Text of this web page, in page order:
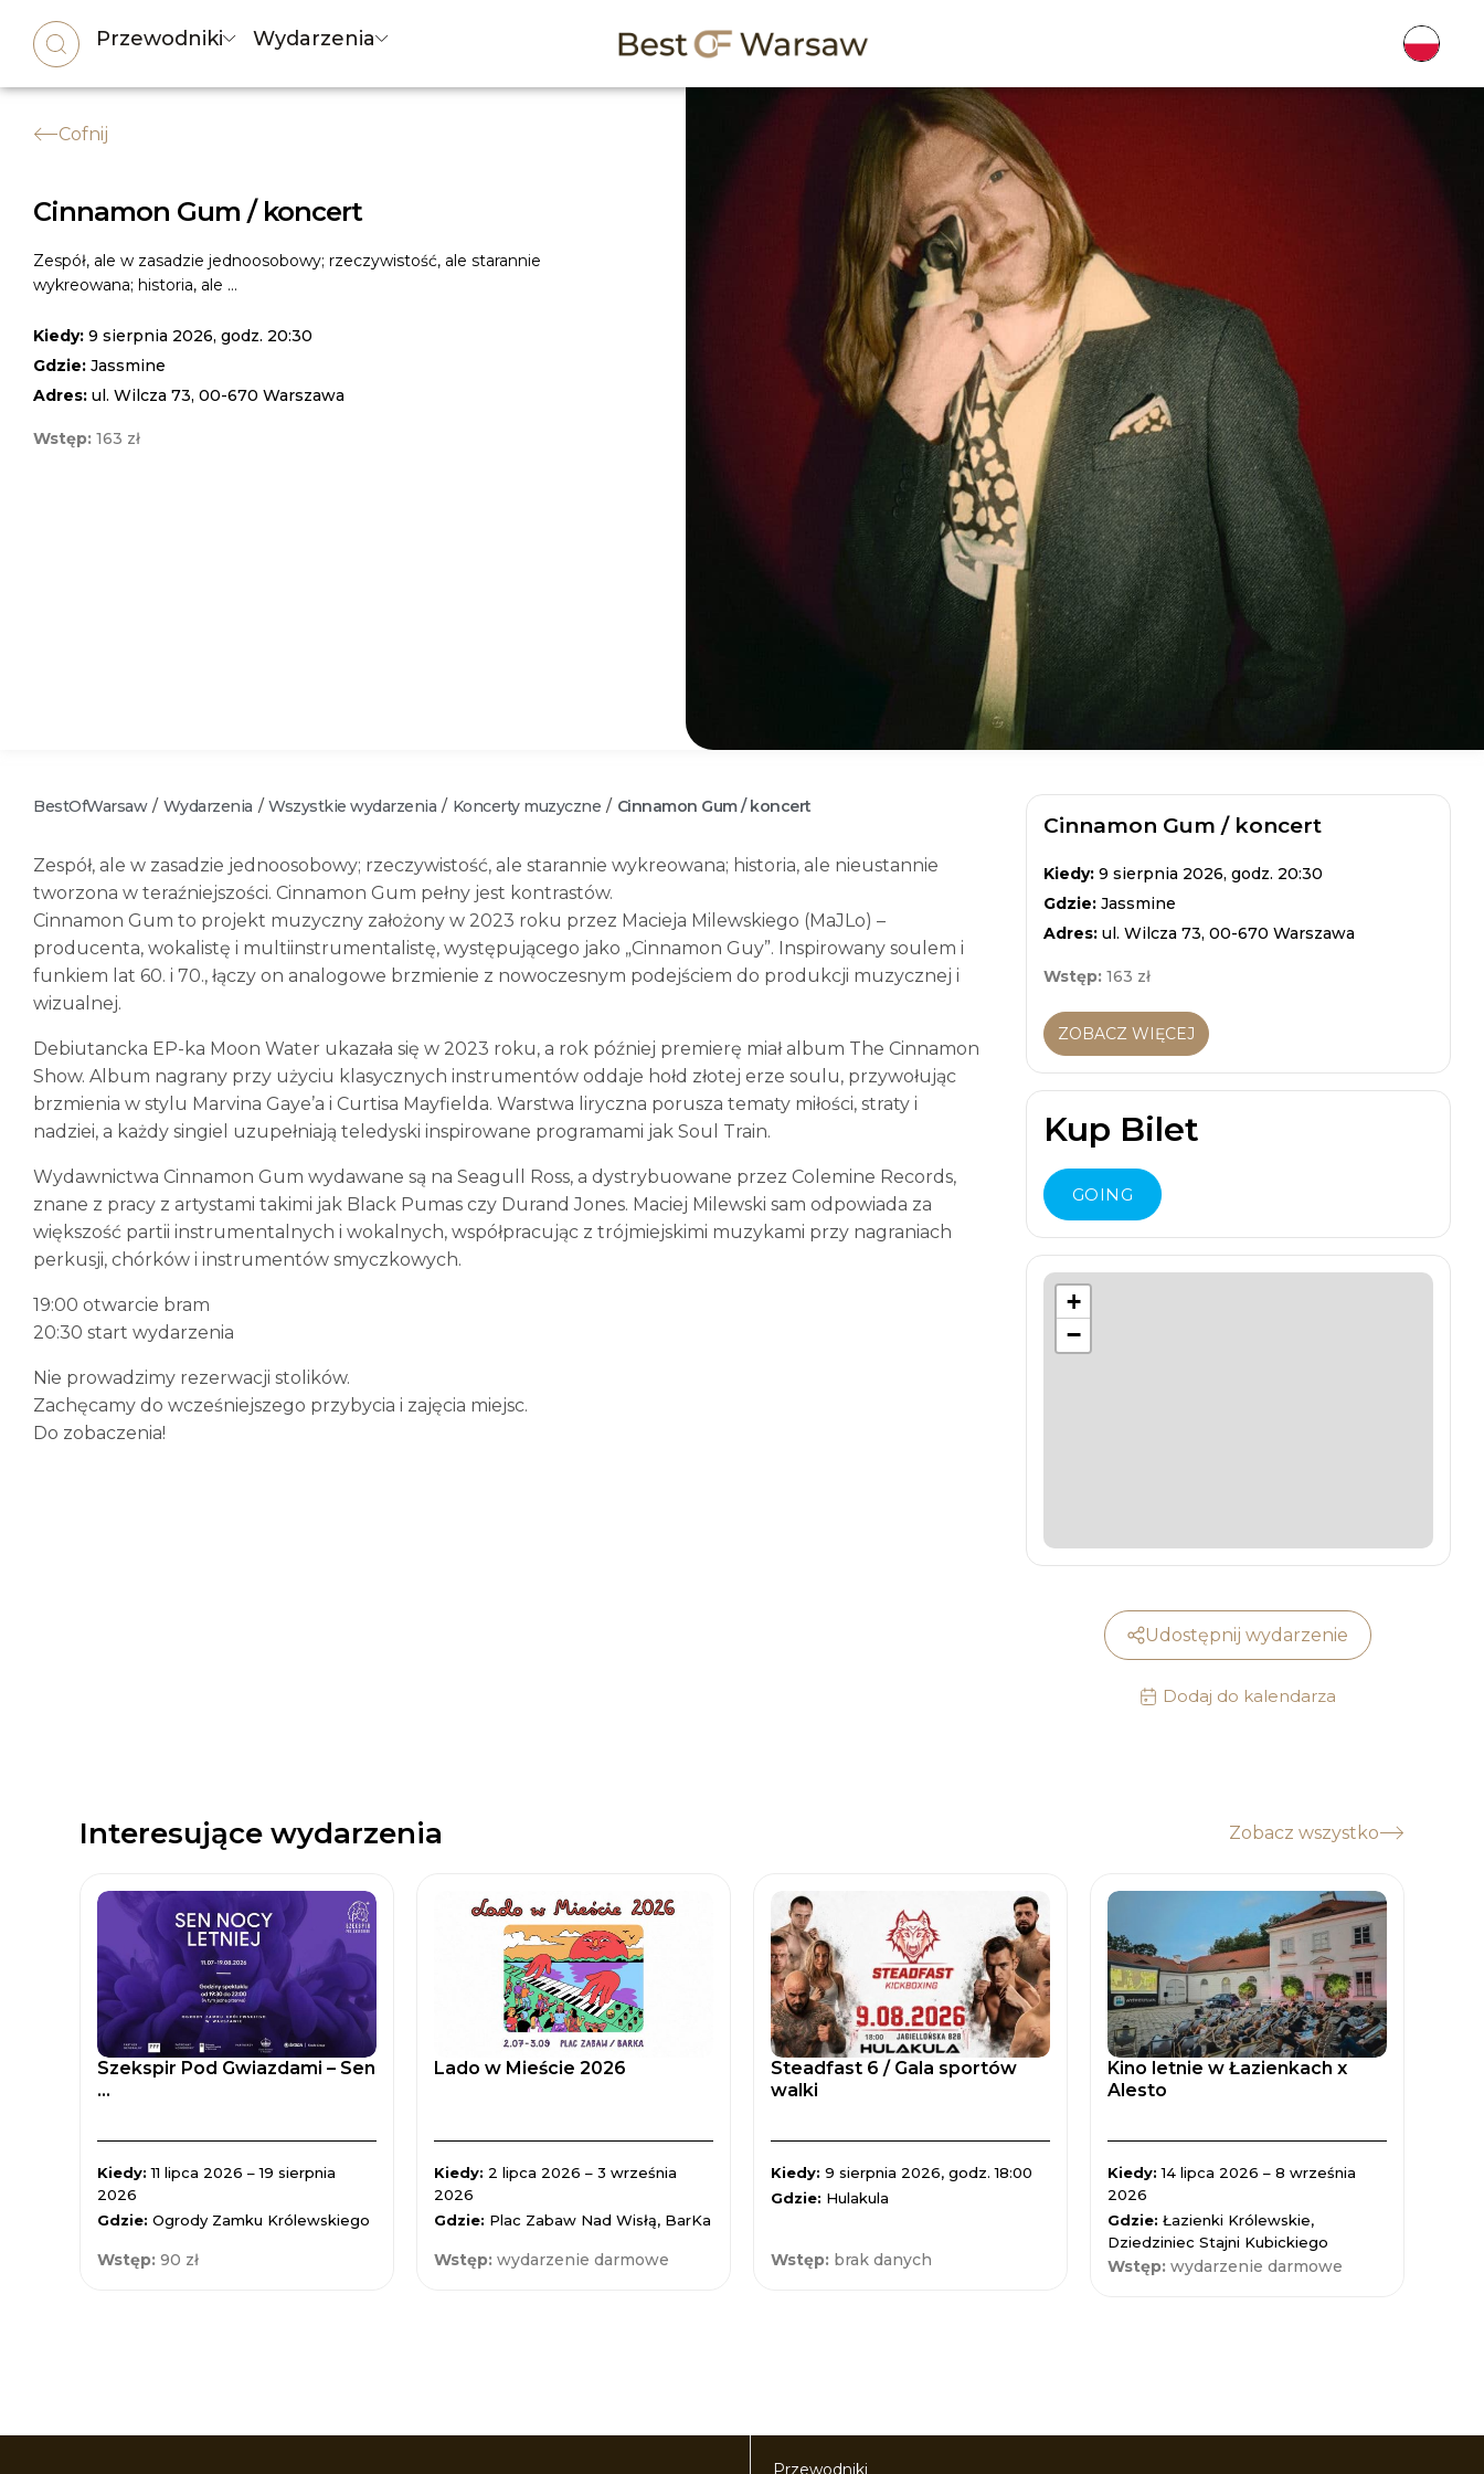
Przewodniki Wydarzenia
Cofnij
Cinnamon Gum / koncert
Zespół, ale w zasadzie jednoosobowy; rzeczywistość, ale starannie
wykreowana; historia, ale ...
Kiedy: 9 sierpnia 2026, godz. 20:30
Gdzie: Jassmine
Adres: ul. Wilcza 73, 00-670 Warszawa
Wstęp: 163 zł
BestOfWarsaw / Wydarzenia / Wszystkie wydarzenia / Koncerty muzyczne / Cinnamon Gum / koncert
Zespół, ale w zasadzie jednoosobowy; rzeczywistość, ale starannie wykreowana; historia, ale nieustannie
tworzona w teraźniejszości. Cinnamon Gum pełny jest kontrastów.
Cinnamon Gum to projekt muzyczny założony w 2023 roku przez Macieja Milewskiego (MaJLo) –
producenta, wokalistę i multiinstrumentalistę, występującego jako „Cinnamon Guy”. Inspirowany soulem i
funkiem lat 60. i 70., łączy on analogowe brzmienie z nowoczesnym podejściem do produkcji muzycznej i
wizualnej.
Debiutancka EP-ka Moon Water ukazała się w 2023 roku, a rok później premierę miał album The Cinnamon
Show. Album nagrany przy użyciu klasycznych instrumentów oddaje hołd złotej erze soulu, przywołując
brzmienia w stylu Marvina Gaye’a i Curtisa Mayfielda. Warstwa liryczna porusza tematy miłości, straty i
nadziei, a każdy singiel uzupełniają teledyski inspirowane programami jak Soul Train.
Wydawnictwa Cinnamon Gum wydawane są na Seagull Ross, a dystrybuowane przez Colemine Records,
znane z pracy z artystami takimi jak Black Pumas czy Durand Jones. Maciej Milewski sam odpowiada za
większość partii instrumentalnych i wokalnych, współpracując z trójmiejskimi muzykami przy nagraniach
perkusji, chórków i instrumentów smyczkowych.
19:00 otwarcie bram
20:30 start wydarzenia
Nie prowadzimy rezerwacji stolików.
Zachęcamy do wcześniejszego przybycia i zajęcia miejsc.
Do zobaczenia!
Cinnamon Gum / koncert
Kiedy: 9 sierpnia 2026, godz. 20:30
Gdzie: Jassmine
Adres: ul. Wilcza 73, 00-670 Warszawa
Wstęp: 163 zł
ZOBACZ WIĘCEJ
Kup Bilet
GOING
+
−
Udostępnij wydarzenie
Dodaj do kalendarza
Interesujące wydarzenia Zobacz wszystko
Szekspir Pod Gwiazdami – Sen
...
Kiedy:11 lipca 2026 – 19 sierpnia
2026
Gdzie: Ogrody Zamku Królewskiego
Wstęp: 90 zł
Lado w Mieście 2026
Kiedy: 2 lipca 2026 – 3 września
2026
Gdzie: Plac Zabaw Nad Wisłą, BarKa
Wstęp: wydarzenie darmowe
Steadfast 6 / Gala sportów
walki
Kiedy: 9 sierpnia 2026, godz. 18:00
Gdzie: Hulakula
Wstęp: brak danych
Kino letnie w Łazienkach x
Alesto
Kiedy:14 lipca 2026 – 8 września
2026
Gdzie: Łazienki Królewskie,
Dziedziniec Stajni Kubickiego
Wstęp: wydarzenie darmowe
Przewodniki